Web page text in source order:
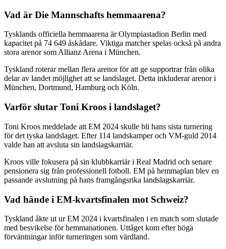
Vad är Die Mannschafts hemmaarena?
Tysklands officiella hemmaarena är Olympiastadion Berlin med
kapacitet på 74 649 åskådare. Viktiga matcher spelas också på andra
stora arenor som Allianz Arena i München.
Tyskland roterar mellan flera arenor för att ge supportrar från olika
delar av landet möjlighet att se landslaget. Detta inkluderar arenor i
München, Dortmund, Hamburg och Köln.
Varför slutar Toni Kroos i landslaget?
Toni Kroos meddelade att EM 2024 skulle bli hans sista turnering
för det tyska landslaget. Efter 114 landskamper och VM-guld 2014
valde han att avsluta sin landslagskarriär.
Kroos ville fokusera på sin klubbkarriär i Real Madrid och senare
pensionera sig från professionell fotboll. EM på hemmaplan blev en
passande avslutning på hans framgångsrika landslagskarriär.
Vad hände i EM-kvartsfinalen mot Schweiz?
Tyskland åkte ut ur EM 2024 i kvartsfinalen i en match som slutade
med besvikelse för hemmanationen. Uttåget kom efter höga
förväntningar inför turneringen som värdland.